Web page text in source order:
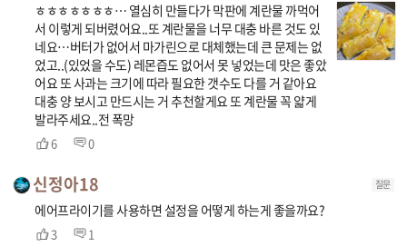
ㅎㅎㅎㅎㅎㅎㅎ… 열심히 만들다가 막판에 계란물 까먹어
서 이렇게 되버렸어요..또 계란물을 너무 대충 바른 것도 있
네요…버터가 없어서 마가린으로 대체했는데 큰 문제는 없
었고..(있었을 수도) 레몬즙도 없어서 못 넣었는데 맛은 좋았
어요 또 사과는 크기에 따라 필요한 갯수도 다를 거 같아요
대충 양 보시고 만드시는 거 추천할게요 또 계란물 꼭 얇게
발라주세요..전 폭망
6 0
신정아18 질문
에어프라이기를 사용하면 설정을 어떻게 하는게 좋을까요?
3 1